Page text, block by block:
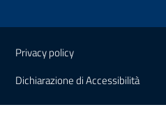
Privacy policy
Dichiarazione di Accessibilità